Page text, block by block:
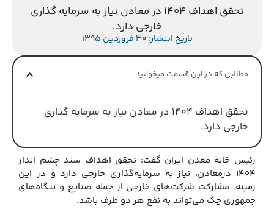
تحقق اهداف 1404 در معادن نیاز به سرمایه گذاری
خارجی دارد.
تاریخ انتشار: 30 فروردین 1395
مطالبی که در این قسمت میخوانید
تحقق اهداف 1404 در معادن نیاز به سرمایه گذاری
خارجی دارد.
رئیس خانه معدن ایران گفت: تحقق اهداف سند چشم انداز
1404 درمعادن، نیاز به سرمایه‌گذاری خارجی دارد و در این
زمینه، مشاركت شركت‌های خارجی از جمله صنایع و بنگاه‌های
جمهوری چك می‌تواند به نفع هر دو طرف باشد.